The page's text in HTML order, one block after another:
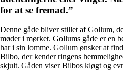
for at se fremad.”
Denne gåde bliver stillet af Gollum,
møder i mørket. Gollums gåde er en
har i sin lomme. Gollum ønsker at
Bilbo, der kender ringens
skjult. Gåden viser Bilbos kløgt og